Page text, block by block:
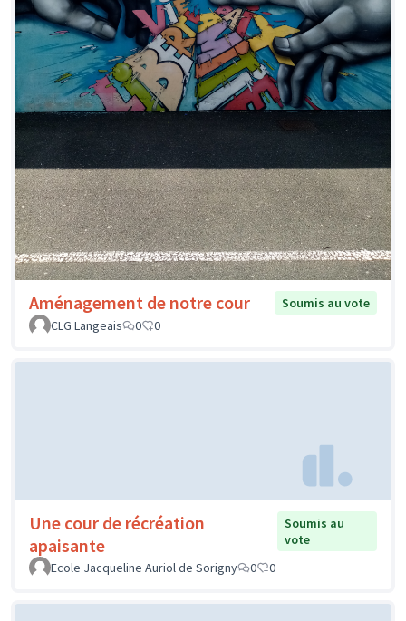
Aménagement de notre cour
Soumis au vote
CLG Langeais
0 0
Une cour de récréation
apaisante
Soumis au
vote
Ecole Jacqueline Auriol de Sorigny
0 0